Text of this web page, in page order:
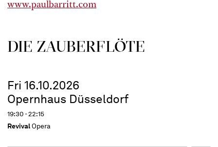
www.paulbarritt.com
DIE ZAUBER­FLÖTE
Fri 16.10.2026
Opernhaus Düsseldorf
19:30 - 22:15
RevivalOpera